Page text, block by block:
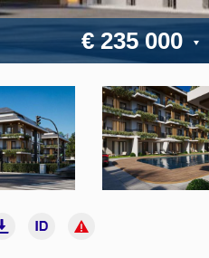
€ 235 000